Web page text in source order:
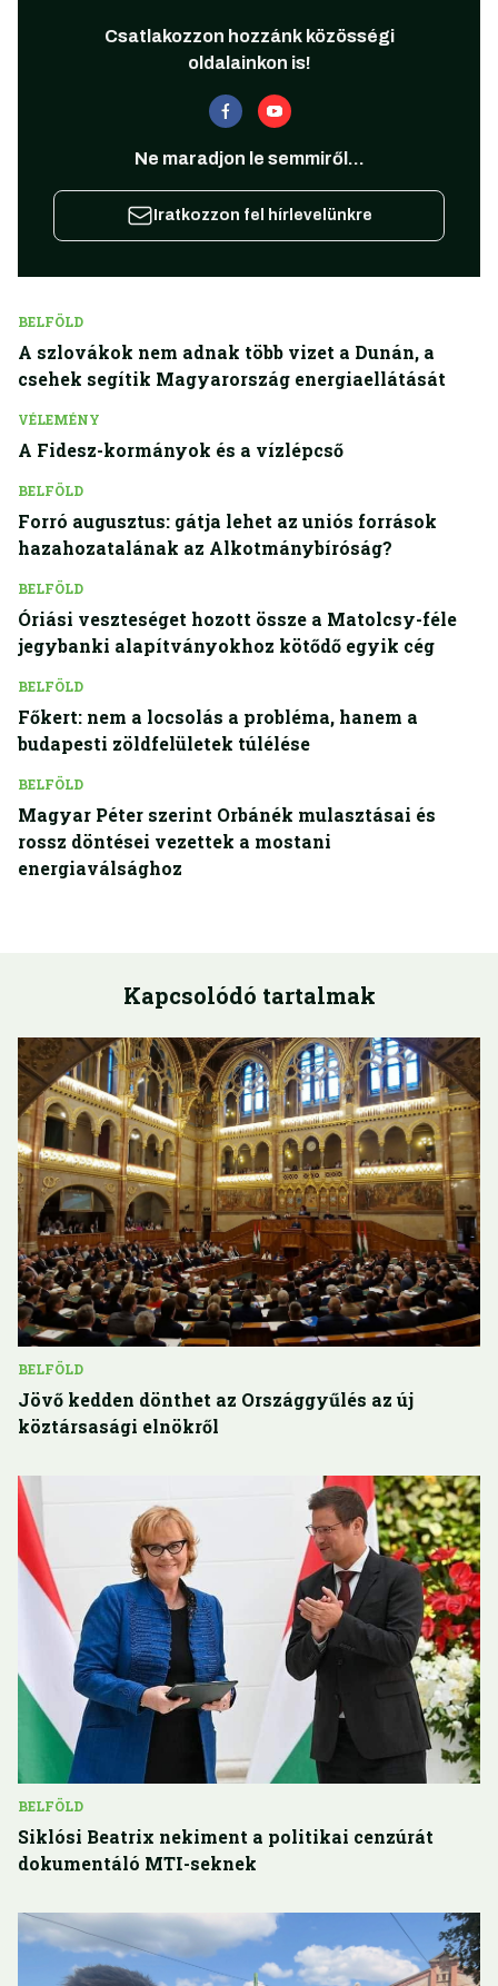
Csatlakozzon hozzánk közösségi
oldalainkon is!
Ne maradjon le semmiről...
Iratkozzon fel hírlevelünkre
BELFÖLD
A szlovákok nem adnak több vizet a Dunán, a
csehek segítik Magyarország energiaellátását
VÉLEMÉNY
A Fidesz-kormányok és a vízlépcső
BELFÖLD
Forró augusztus: gátja lehet az uniós források
hazahozatalának az Alkotmánybíróság?
BELFÖLD
Óriási veszteséget hozott össze a Matolcsy-féle
jegybanki alapítványokhoz kötődő egyik cég
BELFÖLD
Főkert: nem a locsolás a probléma, hanem a
budapesti zöldfelületek túlélése
BELFÖLD
Magyar Péter szerint Orbánék mulasztásai és
rossz döntései vezettek a mostani
energiaválsághoz
Kapcsolódó tartalmak
BELFÖLD
Jövő kedden dönthet az Országgyűlés az új
köztársasági elnökről
BELFÖLD
Siklósi Beatrix nekiment a politikai cenzúrát
dokumentáló MTI-seknek